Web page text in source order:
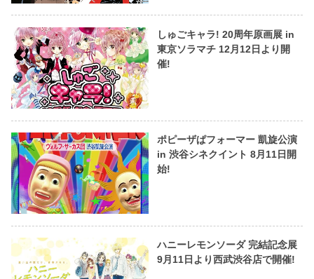
しゅごキャラ! 20周年原画展 in
東京ソラマチ 12月12日より開
催!
ポピーザぱフォーマー 凱旋公演
in 渋谷シネクイント 8月11日開
始!
ハニーレモンソーダ 完結記念展
9月11日より西武渋谷店で開催!